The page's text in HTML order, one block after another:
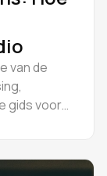
van de
gids voor